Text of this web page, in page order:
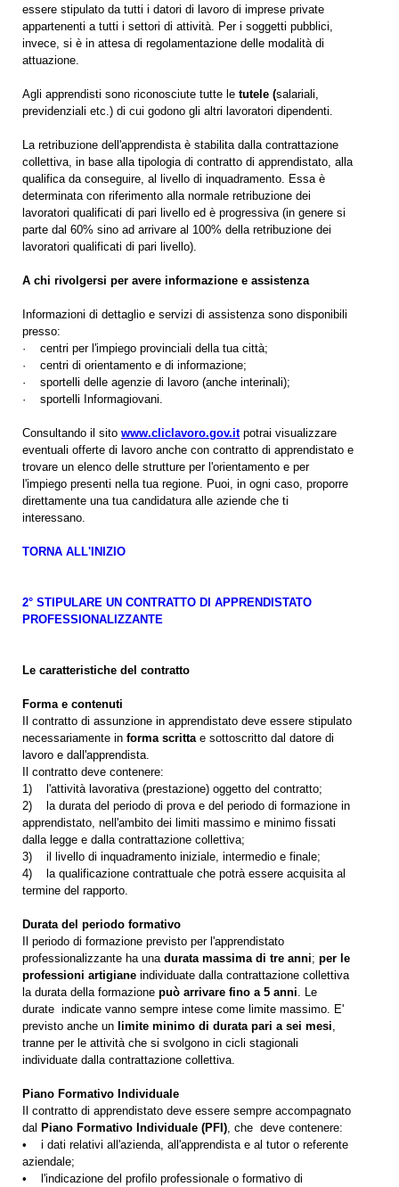
essere stipulato da tutti i datori di lavoro di imprese private
appartenenti a tutti i settori di attività. Per i soggetti pubblici,
invece, si è in attesa di regolamentazione delle modalità di
attuazione.
Agli apprendisti sono riconosciute tutte le tutele (salariali,
previdenziali etc.) di cui godono gli altri lavoratori dipendenti.
La retribuzione dell'apprendista è stabilita dalla contrattazione
collettiva, in base alla tipologia di contratto di apprendistato, alla
qualifica da conseguire, al livello di inquadramento. Essa è
determinata con riferimento alla normale retribuzione dei
lavoratori qualificati di pari livello ed è progressiva (in genere si
parte dal 60% sino ad arrivare al 100% della retribuzione dei
lavoratori qualificati di pari livello).
A chi rivolgersi per avere informazione e assistenza
Informazioni di dettaglio e servizi di assistenza sono disponibili
presso:
· centri per l'impiego provinciali della tua città;
· centri di orientamento e di informazione;
· sportelli delle agenzie di lavoro (anche interinali);
· sportelli Informagiovani.
Consultando il sito www.cliclavoro.gov.itpotrai visualizzare
eventuali offerte di lavoro anche con contratto di apprendistato e
trovare un elenco delle strutture per l'orientamento e per
l'impiego presenti nella tua regione. Puoi, in ogni caso, proporre
direttamente una tua candidatura alle aziende che ti
interessano.
TORNA ALL'INIZIO
2° STIPULARE UN CONTRATTO DI APPRENDISTATO
PROFESSIONALIZZANTE
Le caratteristiche del contratto
Forma e contenuti
Il contratto di assunzione in apprendistato deve essere stipulato
necessariamente in forma scritta e sottoscritto dal datore di
lavoro e dall'apprendista.
Il contratto deve contenere:
1) l'attività lavorativa (prestazione) oggetto del contratto;
2) la durata del periodo di prova e del periodo di formazione in
apprendistato, nell'ambito dei limiti massimo e minimo fissati
dalla legge e dalla contrattazione collettiva;
3) il livello di inquadramento iniziale, intermedio e finale;
4) la qualificazione contrattuale che potrà essere acquisita al
termine del rapporto.
Durata del periodo formativo
Il periodo di formazione previsto per l'apprendistato
professionalizzante ha una durata massima di tre anni; per le
professioni artigiane individuate dalla contrattazione collettiva
la durata della formazione può arrivare fino a 5 anni . Le
durate indicate vanno sempre intese come limite massimo. E'
previsto anche un limite minimo di durata pari a sei mesi
tranne per le attività che si svolgono in cicli stagionali
individuate dalla contrattazione collettiva.
Piano Formativo Individuale
Il contratto di apprendistato deve essere sempre accompagnato
dal Piano Formativo Individuale (PFI) , che deve contenere:
• i dati relativi all'azienda, all'apprendista e al tutor o referente
aziendale;
• l'indicazione del profilo professionale o formativo di